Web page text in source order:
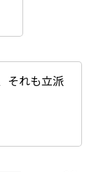
それも立派